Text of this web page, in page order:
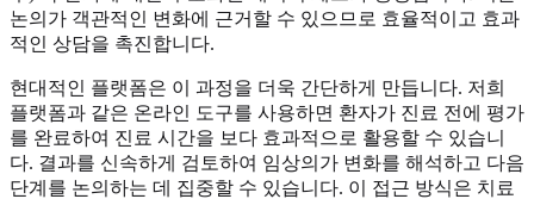
논의가 객관적인 변화에 근거할 수 있으므로 효율적이고 효과
적인 상담을 촉진합니다.
현대적인 플랫폼은 이 과정을 더욱 간단하게 만듭니다. 저희
플랫폼과 같은 온라인 도구를 사용하면 환자가 진료 전에 평가
를 완료하여 진료 시간을 보다 효과적으로 활용할 수 있습니
다. 결과를 신속하게 검토하여 임상의가 변화를 해석하고 다음
단계를 논의하는 데 집중할 수 있습니다. 이 접근 방식은 치료